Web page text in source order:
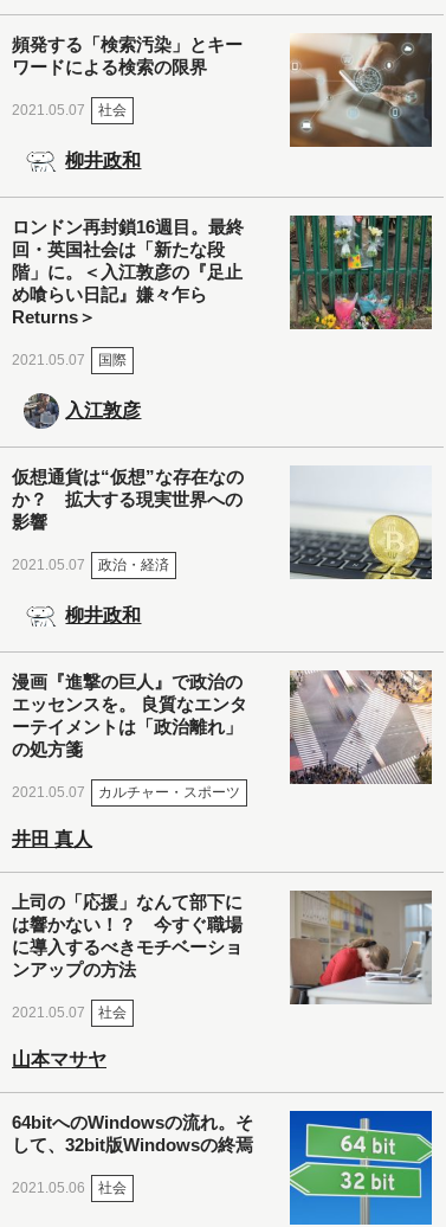
頻発する「検索汚染」とキー
ワードによる検索の限界
2021.05.07 社会
柳井政和
ロンドン再封鎖16週目。最終
回・英国社会は「新たな段
階」に。＜入江敦彦の『足止
め喰らい日記』嫌々乍ら
Returns＞
2021.05.07 国際
入江敦彦
仮想通貨は“仮想”な存在なの
か？ 拡大する現実世界への
影響
2021.05.07 政治・経済
柳井政和
漫画『進撃の巨人』で政治の
エッセンスを。 良質なエンタ
ーテイメントは「政治離れ」
の処方箋
2021.05.07 カルチャー・スポーツ
井田 真人
上司の「応援」なんて部下に
は響かない！？ 今すぐ職場
に導入するべきモチベーショ
ンアップの方法
2021.05.07 社会
山本マサヤ
64bitへのWindowsの流れ。そ
して、32bit版Windowsの終焉
2021.05.06 社会